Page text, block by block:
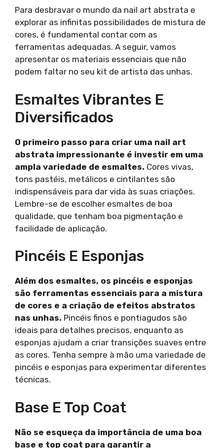
Para desbravar o mundo da nail art abstrata e
explorar as infinitas possibilidades de mistura de
cores, é fundamental contar com as
ferramentas adequadas. A seguir, vamos
apresentar os materiais essenciais que não
podem faltar no seu kit de artista das unhas.
Esmaltes Vibrantes E
Diversificados
O primeiro passo para criar uma nail art
abstrata impressionante é investir em uma
ampla variedade de esmaltes. Cores vivas,
tons pastéis, metálicos e cintilantes são
indispensáveis para dar vida às suas criações.
Lembre-se de escolher esmaltes de boa
qualidade, que tenham boa pigmentação e
facilidade de aplicação.
Pincéis E Esponjas
Além dos esmaltes, os pincéis e esponjas
são ferramentas essenciais para a mistura
de cores e a criação de efeitos abstratos
nas unhas. Pincéis finos e pontiagudos são
ideais para detalhes precisos, enquanto as
esponjas ajudam a criar transições suaves entre
as cores. Tenha sempre à mão uma variedade de
pincéis e esponjas para experimentar diferentes
técnicas.
Base E Top Coat
Não se esqueça da importância de uma boa
base e top coat para garantir a